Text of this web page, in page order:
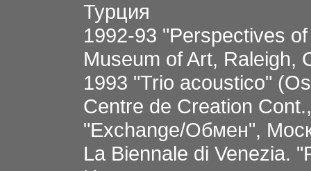
Турция
1992-93 "Perspectives
Museum of Art,
1993 "Trio acoustico"
Centre de Creation
"Exchange/Обмен",
La Biennale di Venezia.